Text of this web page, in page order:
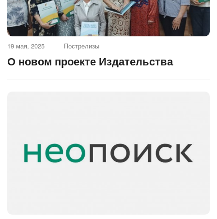
19 мая, 2025 Пострелизы
О новом проекте Издательства